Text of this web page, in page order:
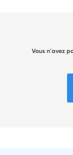
Vous n'avez